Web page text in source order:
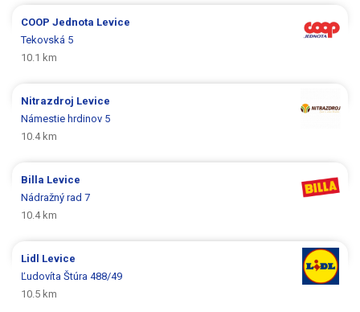
COOP Jednota Levice
Tekovská 5
10.1 km
Nitrazdroj Levice
Námestie hrdinov 5
10.4 km
Billa Levice
Nádražný rad 7
10.4 km
Lidl Levice
Ľudovíta Štúra 488/49
10.5 km